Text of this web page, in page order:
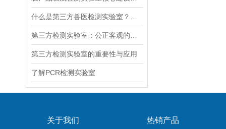
第三方检测实验室的重要性与应用
了解PCR检测实验室
关于我们 热销产品